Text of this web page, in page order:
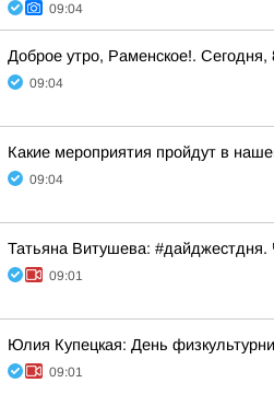
09:04
Доброе утро, Раменское!.
09:04
Какие мероприятия пройдут в
09:04
Татьяна Витушева: #дайджестдня.
09:01
Юлия Купецкая: День
09:01